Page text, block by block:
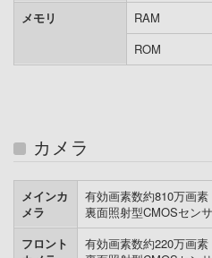
メモリ
RAM
ROM
カメラ
メインカ
メラ
有効画素数約810万画素
裏面照射型CMOSセン
フロント
有効画素数約220万画素